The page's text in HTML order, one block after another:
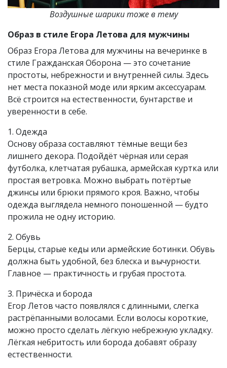
Воздушные шарики тоже в тему
Образ в стиле Егора Летова для мужчины
Образ Егора Летова для мужчины на вечеринке в
стиле Гражданская Оборона — это сочетание
простоты, небрежности и внутренней силы. Здесь
нет места показной моде или ярким аксессуарам.
Всё строится на естественности, бунтарстве и
уверенности в себе.
1. Одежда
Основу образа составляют тёмные вещи без
лишнего декора. Подойдёт чёрная или серая
футболка, клетчатая рубашка, армейская куртка или
простая ветровка. Можно выбрать потёртые
джинсы или брюки прямого кроя. Важно, чтобы
одежда выглядела немного поношенной — будто
прожила не одну историю.
2. Обувь
Берцы, старые кеды или армейские ботинки. Обувь
должна быть удобной, без блеска и вычурности.
Главное — практичность и грубая простота.
3. Причёска и борода
Егор Летов часто появлялся с длинными, слегка
растрёпанными волосами. Если волосы короткие,
можно просто сделать лёгкую небрежную укладку.
Лёгкая небритость или борода добавят образу
естественности.